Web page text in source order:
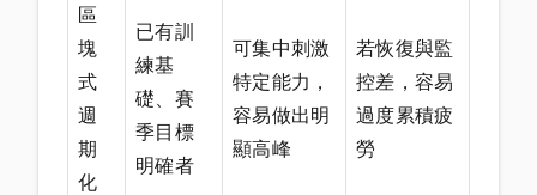
區
塊
式
週
期
化
已有訓
練基
礎、賽
季目標
明確者
可集中刺激
特定能力，
容易做出明
顯高峰
若恢復與監
控差，容易
過度累積疲
勞